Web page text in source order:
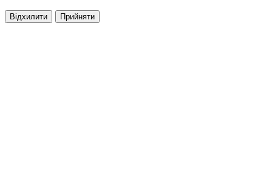
Відхилити Прийняти